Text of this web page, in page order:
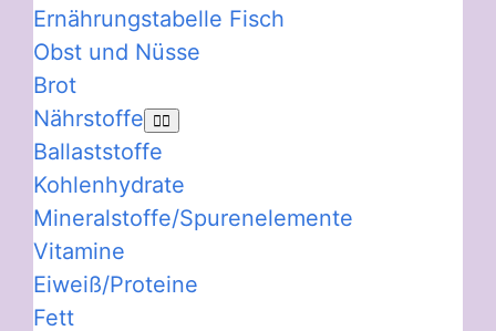
Ernährungstabelle Fisch
Obst und Nüsse
Brot
Nährstoffe
Ballaststoffe
Kohlenhydrate
Mineralstoffe/Spurenelemente
Vitamine
Eiweiß/Proteine
Fett